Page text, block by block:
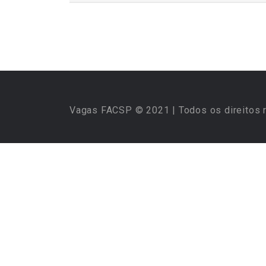
Vagas FACSP © 2021 | Todos os direitos